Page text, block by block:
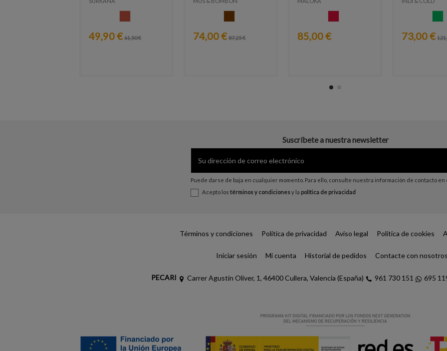
49,90 € 61,50 € 74,00 € 87,25 € 85,00 € 73,00 €
Suscríbete a nuestra newsletter
Puede darse de baja en cualquier momento. Para ello, consulte nuestra información de contacto en
Acepto los términos y condicionesy la política de privacidad
Términos y condiciones Política de privacidad Aviso legal Política de cookies
Iniciar sesión Mi cuenta Historial de pedidos Contacte con nosotros
PECARI Carrer Agustín Oliver, 1, 46400 Cullera, Valencia (España) 961 730 151 695